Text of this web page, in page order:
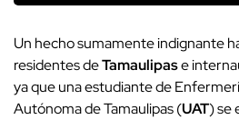
Un hecho sumamente indignante
residentes deTamaulipase
ya que una estudiante de
Autónoma de Tamaulipas (UAT) se